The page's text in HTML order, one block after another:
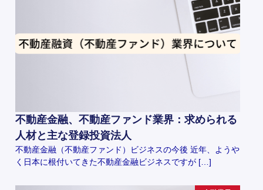
不動産金融、不動産ファンド業界：求められる
人材と主な登録投資法人
不動産金融（不動産ファンド）ビジネスの今後 近年、ようや
く日本に根付いてきた不動産金融ビジネスですが […]